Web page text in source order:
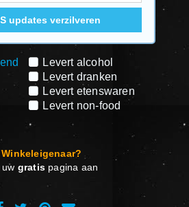
Levert alcohol
Levert dranken
Levert etenswaren
Levert non-food
Winkeleigenaar?
uw gratispagina aan